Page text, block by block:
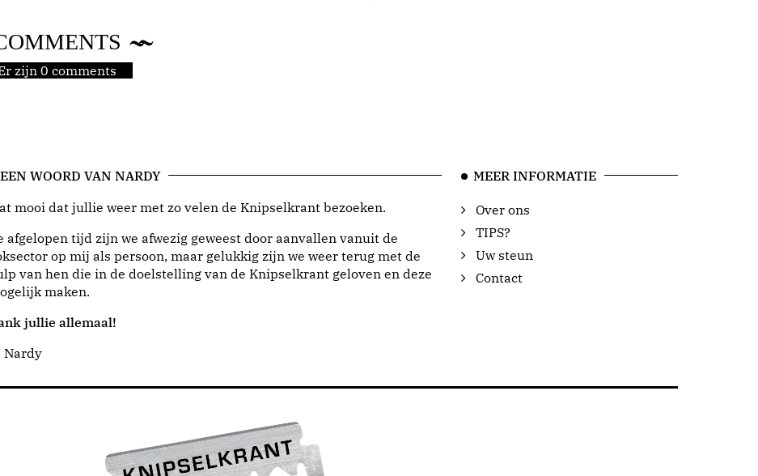
zijn 0 comments
EEN WOORD VAN NARDY
mooi dat jullie weer met zo velen de Knipselkrant bezoeken.
afgelopen tijd zijn we afwezig geweest door aanvallen vanuit de
op mij als persoon, maar gelukkig zijn we weer terug met de
van hen die in de doelstelling van de Knipselkrant geloven en deze
maken.
jullie allemaal!
MEER INFORMATIE
Over ons
TIPS?
Uw steun
Contact